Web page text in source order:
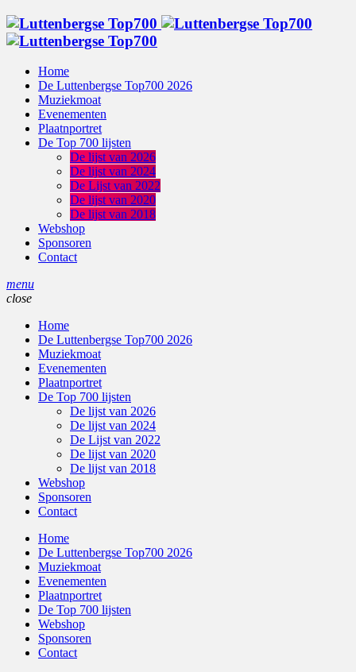
Home
De Luttenbergse Top700 2026
Muziekmoat
Evenementen
Plaatnportret
De Top 700 lijsten
De lijst van 2026
De lijst van 2024
De Lijst van 2022
De lijst van 2020
De lijst van 2018
Webshop
Sponsoren
Contact
menu
close
Home
De Luttenbergse Top700 2026
Muziekmoat
Evenementen
Plaatnportret
De Top 700 lijsten
De lijst van 2026
De lijst van 2024
De Lijst van 2022
De lijst van 2020
De lijst van 2018
Webshop
Sponsoren
Contact
Home
De Luttenbergse Top700 2026
Muziekmoat
Evenementen
Plaatnportret
De Top 700 lijsten
Webshop
Sponsoren
Contact